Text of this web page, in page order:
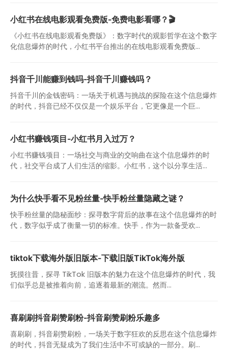
小红书在线电影观看免费版-免费电影看哪？🎬
《小红书在线电影观看免费版》：数字时代的观影哲学在这个数字
化信息爆炸的时代，小红书平台推出的在线电影观看免费版...
抖音千川能赚到钱吗-抖音千川赚钱吗？
抖音千川的金钱密码：一场关于机遇与挑战的探险在这个信息爆炸
的时代，抖音已经不仅仅是一个娱乐平台，它更像是一个巨...
小红书赚钱项目-小红书月入过万？
小红书赚钱项目：一场社交与商业的交响曲在这个信息爆炸的时
代，社交平台成了人们生活的缩影。小红书，这个以分享生活...
为什么快手看不见粉丝量-快手粉丝量隐藏之谜？
快手粉丝量的隐秘面纱：探寻数字背后的故事在这个信息爆炸的时
代，数字似乎成了衡量一切的标准。快手，作为一款备受欢...
tiktok下载海外版旧版本-下载旧版TikTok海外版
抚摸往昔，探寻 TikTok 旧版本的魅力在这个信息爆炸的时代，我
们似乎总是被推着向前，追逐着最新的潮流。然而...
喜刷刷抖音刷赞刷粉-抖音刷赞刷粉乐趣多
喜刷刷，抖音刷赞刷粉，一场关于数字狂欢的反思在这个信息爆炸
的时代，抖音无疑成为了我们生活中不可或缺的一部分。刷...